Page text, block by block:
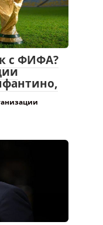
с ФИФА?